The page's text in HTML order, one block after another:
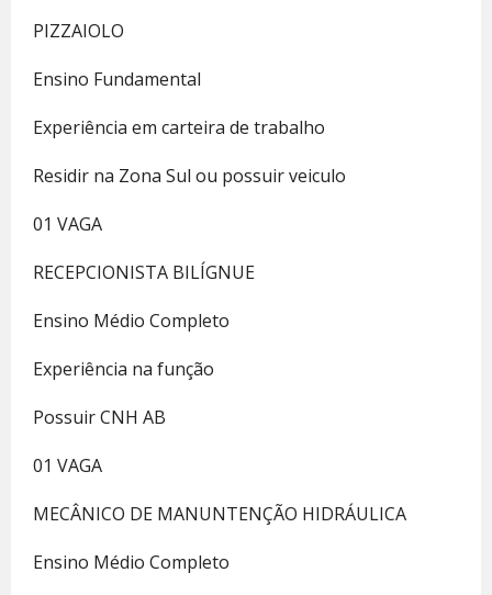
PIZZAIOLO
Ensino Fundamental
Experiência em carteira de trabalho
Residir na Zona Sul ou possuir veiculo
01 VAGA
RECEPCIONISTA BILÍGNUE
Ensino Médio Completo
Experiência na função
Possuir CNH AB
01 VAGA
MECÂNICO DE MANUNTENÇÃO HIDRÁULICA
Ensino Médio Completo